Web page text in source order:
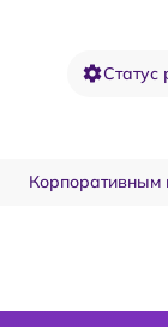
Статус
Корпоративным